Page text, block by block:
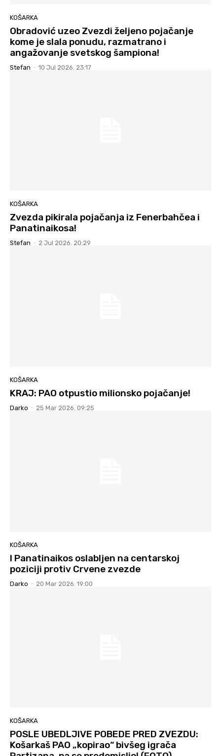
KOŠARKA
Obradović uzeo Zvezdi željeno pojačanje
kome je slala ponudu, razmatrano i
angažovanje svetskog šampiona!
Stefan - 10 Jul 2026. 23:17
KOŠARKA
Zvezda pikirala pojačanja iz Fenerbahčea i
Panatinaikosa!
Stefan - 2 Jul 2026. 20:29
KOŠARKA
KRAJ: PAO otpustio milionsko pojačanje!
Darko - 25 Mar 2026. 09:25
KOŠARKA
I Panatinaikos oslabljen na centarskoj
poziciji protiv Crvene zvezde
Darko - 20 Mar 2026. 19:00
KOŠARKA
POSLE UBEDLJIVE POBEDE PRED ZVEZDU:
Košarkaš PAO „kopirao“ bivšeg igrača